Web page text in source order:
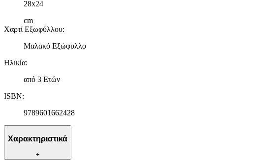
28x24
cm
Χαρτί Εξωφύλλου:
Μαλακό Εξώφυλλο
Ηλικία:
από 3 Ετών
ISBN:
9789601662428
Χαρακτηριστικά
+